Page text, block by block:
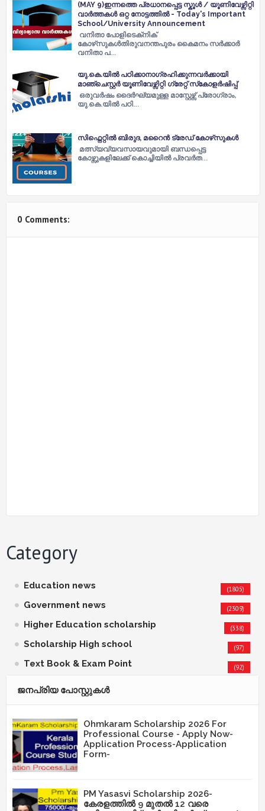
(MAY 9)ഇന്നത്തെ പ്രധാനപ്പെട്ട സ്കൂൾ / യൂണിവേഴ്സിറ്റി
വാർത്തകൾ ഒറ്റ നോട്ടത്തിൽ - Today's Important
School/University Announcement
വനിതാ പോളിടെക്‌നിക്
കോഴ്‌സുകൾതിരുവനന്തപുരം കൈമനം സർക്കാർ
വനിതാ പ…
യു.കെ.യില്‍ പഠിക്കാനാഗ്രഹിക്കുന്നവര്‍ക്കായി
മാഞ്ചെസ്റ്റര്‍ യൂണിവേഴ്സിറ്റി ഗ്രേറ്റ് സ്‌കോളര്‍ഷിപ്പ്
ഒരുവര്‍ഷം ദൈര്‍ഘ്യമുള്ള മാസ്റ്റേഴ്സ് പ്രോഗ്രാം,
യു.കെ.യില്‍ പഠി…
സിഫ്നെറ്റിൽ ബിരുദ, മറൈൻ ട്രേഡ് കോഴ്‌സുകൾ
മത്സ്യവ്യവസായവുമായി ബന്ധപ്പെട്ട
കോഴ്സുകളിലേക്ക് കൊച്ചിയിൽ പ്രവർത…
0 Comments:
Category
Education news (1805)
Government news (2309)
Higher Education scholarship (338)
Scholarship High school (97)
Text Book & Exam Point (92)
ജനപ്രിയ പോസ്റ്റുകള്‍‌
Ohmkaram Scholarship 2026 For
Professional Course - Apply Now-
Application Process-Application
Form-
PM Yasasvi Scholarship 2026-
കേരളത്തിൽ 9 മുതൽ 12 വരെ